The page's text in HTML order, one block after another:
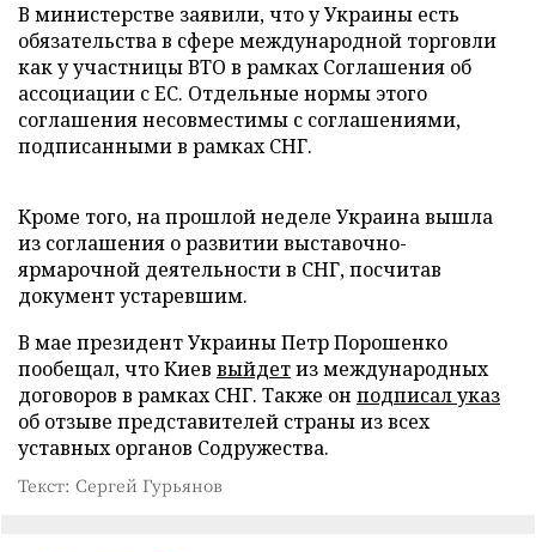
В министерстве заявили, что у Украины есть
обязательства в сфере международной торговли
как у участницы ВТО в рамках Соглашения об
ассоциации с ЕС. Отдельные нормы этого
соглашения несовместимы с соглашениями,
подписанными в рамках СНГ.
Кроме того, на прошлой неделе Украина вышла
из соглашения о развитии выставочно-
ярмарочной деятельности в СНГ, посчитав
документ устаревшим.
В мае президент Украины Петр Порошенко
пообещал, что Киев выйдетиз международных
договоров в рамках СНГ. Также он подписал указ
об отзыве представителей страны из всех
уставных органов Содружества.
Текст: Сергей Гурьянов